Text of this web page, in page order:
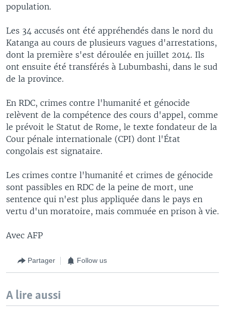
population.
Les 34 accusés ont été appréhendés dans le nord du
Katanga au cours de plusieurs vagues d'arrestations,
dont la première s'est déroulée en juillet 2014. Ils
ont ensuite été transférés à Lubumbashi, dans le sud
de la province.
En RDC, crimes contre l'humanité et génocide
relèvent de la compétence des cours d'appel, comme
le prévoit le Statut de Rome, le texte fondateur de la
Cour pénale internationale (CPI) dont l'État
congolais est signataire.
Les crimes contre l'humanité et crimes de génocide
sont passibles en RDC de la peine de mort, une
sentence qui n'est plus appliquée dans le pays en
vertu d'un moratoire, mais commuée en prison à vie.
Avec AFP
Partager Follow us
A lire aussi